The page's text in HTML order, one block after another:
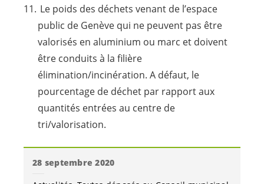
Le poids des déchets venant de l’espace
public de Genève qui ne peuvent pas être
valorisés en aluminium ou marc et doivent
être conduits à la filière
élimination/incinération. A défaut, le
pourcentage de déchet par rapport aux
quantités entrées au centre de
tri/valorisation.
28 septembre 2020